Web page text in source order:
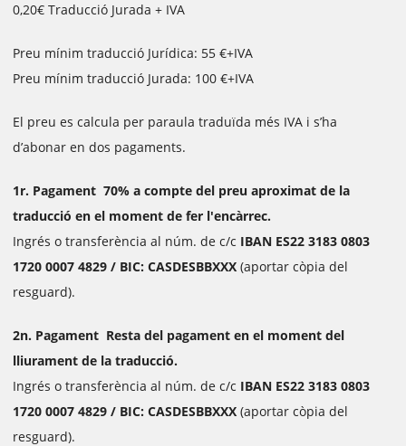
0,20€ Traducció Jurada + IVA
Preu mínim traducció Jurídica: 55 €+IVA
Preu mínim traducció Jurada: 100 €+IVA
El preu es calcula per paraula traduïda més IVA i s’ha
d’abonar en dos pagaments.
1r. Pagament 70% a compte del preu aproximat de la
traducció en el moment de fer l'encàrrec.
Ingrés o transferència al núm. de c/c IBAN ES22 3183 0803
1720 0007 4829 / BIC: CASDESBBXXX (aportar còpia del
resguard).
2n. Pagament Resta del pagament en el moment del
lliurament de la traducció.
Ingrés o transferència al núm. de c/c IBAN ES22 3183 0803
1720 0007 4829 / BIC: CASDESBBXXX (aportar còpia del
resguard).